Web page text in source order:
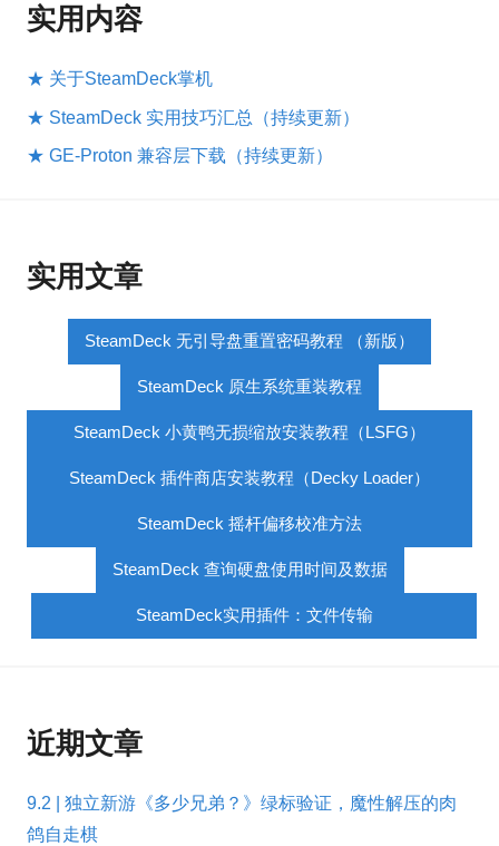
实用内容
★ 关于SteamDeck掌机
★ SteamDeck 实用技巧汇总（持续更新）
★ GE-Proton 兼容层下载（持续更新）
实用文章
SteamDeck 无引导盘重置密码教程 （新版）
SteamDeck 原生系统重装教程
SteamDeck 小黄鸭无损缩放安装教程（LSFG）
SteamDeck 插件商店安装教程（Decky Loader）
SteamDeck 摇杆偏移校准方法
SteamDeck 查询硬盘使用时间及数据
SteamDeck实用插件：文件传输
近期文章
9.2 | 独立新游《多少兄弟？》绿标验证，魔性解压的肉
鸽自走棋